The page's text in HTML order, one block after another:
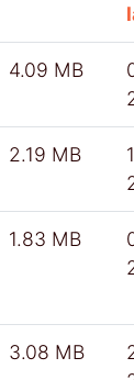
4.09 MB
2.19 MB
1.83 MB
3.08 MB